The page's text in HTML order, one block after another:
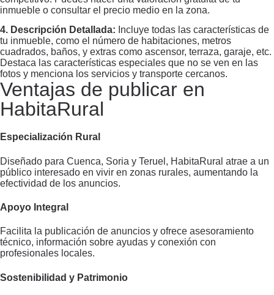
inmueble o consultar el precio medio en la zona.
4. Descripción Detallada: Incluye todas las características de
tu inmueble, como el número de habitaciones, metros
cuadrados, baños, y extras como ascensor, terraza, garaje, etc.
Destaca las características especiales que no se ven en las
fotos y menciona los servicios y transporte cercanos.
Ventajas de publicar en
HabitaRural
Especialización Rural
Diseñado para Cuenca, Soria y Teruel, HabitaRural atrae a un
público interesado en vivir en zonas rurales, aumentando la
efectividad de los anuncios.
Apoyo Integral
Facilita la publicación de anuncios y ofrece asesoramiento
técnico, información sobre ayudas y conexión con
profesionales locales.
Sostenibilidad y Patrimonio